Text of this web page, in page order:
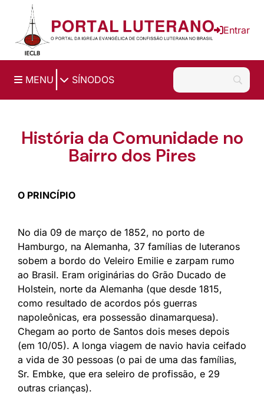
Ir para o conteúdo principal
Entrar
MENU SÍNODOS
História da Comunidade no
Bairro dos Pires
O PRINCÍPIO
No dia 09 de março de 1852, no porto de
Hamburgo, na Alemanha, 37 famílias de luteranos
sobem a bordo do Veleiro Emilie e zarpam rumo
ao Brasil. Eram originárias do Grão Ducado de
Holstein, norte da Alemanha (que desde 1815,
como resultado de acordos pós guerras
napoleônicas, era possessão dinamarquesa).
Chegam ao porto de Santos dois meses depois
(em 10/05). A longa viagem de navio havia ceifado
a vida de 30 pessoas (o pai de uma das famílias,
Sr. Embke, que era seleiro de profissão, e 29
outras crianças).